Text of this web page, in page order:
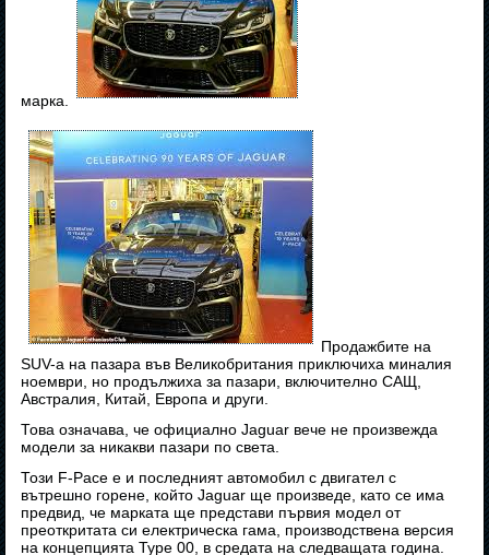
марка.
Продажбите на
SUV-а на пазара във Великобритания приключиха миналия
ноември, но продължиха за пазари, включително САЩ,
Австралия, Китай, Европа и други.
Това означава, че официално Jaguar вече не произвежда
модели за никакви пазари по света.
Този F-Pace е и последният автомобил с двигател с
вътрешно горене, който Jaguar ще произведе, като се има
предвид, че марката ще представи първия модел от
преоткритата си електрическа гама, производствена версия
на концепцията Type 00, в средата на следващата година.